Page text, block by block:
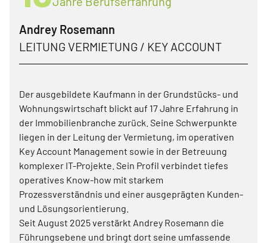
Andrey Rosemann
LEITUNG VERMIETUNG / KEY ACCOUNT
Der ausgebildete Kaufmann in der Grundstücks- und
Wohnungswirtschaft blickt auf 17 Jahre Erfahrung in
der Immobilienbranche zurück. Seine Schwerpunkte
liegen in der Leitung der Vermietung, im operativen
Key Account Management sowie in der Betreuung
komplexer IT-Projekte. Sein Profil verbindet tiefes
operatives Know-how mit starkem
Prozessverständnis und einer ausgeprägten Kunden-
und Lösungsorientierung.
Seit August 2025 verstärkt Andrey Rosemann die
Führungsebene und bringt dort seine umfassende